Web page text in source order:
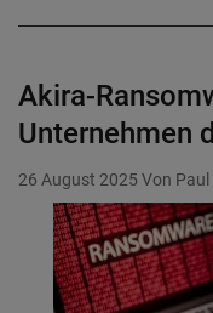
Akira-
Unternehmen
26 August 2025 Von Paul